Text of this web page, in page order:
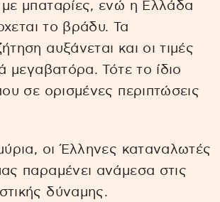
μπαταρίες, ενώ η Ελλάδα
το βράδυ. Τα
αυξάνεται και οι τιμές
μεγαβατόρα. Τότε το ίδιο
σε ορισμένες περιπτώσεις
οι Έλληνες καταναλωτές
παραμένει ανάμεσα στις
δύναμης.